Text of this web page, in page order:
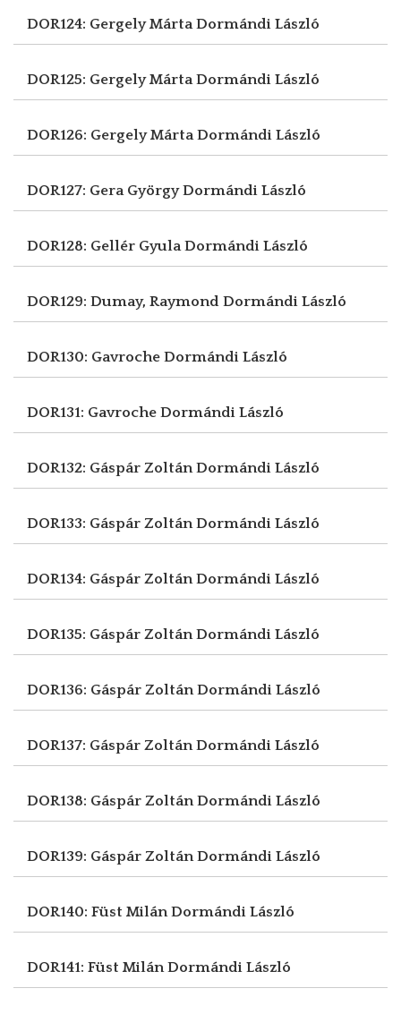
DOR124: Gergely MártaDormándi László
DOR125: Gergely MártaDormándi László
DOR126: Gergely MártaDormándi László
DOR127: Gera GyörgyDormándi László
DOR128: Gellér GyulaDormándi László
DOR129: Dumay, Raymond Dormándi László
DOR130: Gavroche Dormándi László
DOR131: Gavroche Dormándi László
DOR132: Gáspár ZoltánDormándi László
DOR133: Gáspár ZoltánDormándi László
DOR134: Gáspár ZoltánDormándi László
DOR135: Gáspár ZoltánDormándi László
DOR136: Gáspár ZoltánDormándi László
DOR137: Gáspár ZoltánDormándi László
DOR138: Gáspár ZoltánDormándi László
DOR139: Gáspár ZoltánDormándi László
DOR140: Füst MilánDormándi László
DOR141: Füst MilánDormándi László